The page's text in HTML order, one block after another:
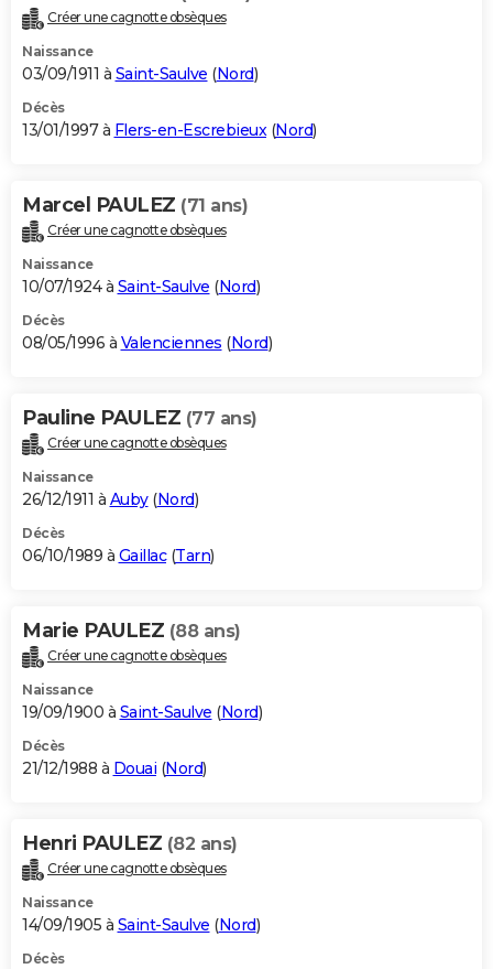
Créer une cagnotte obsèques
Naissance
03/09/1911 à Saint-Saulve (Nord)
Décès
13/01/1997 à Flers-en-Escrebieux(Nord)
Marcel PAULEZ (71 ans)
Créer une cagnotte obsèques
Naissance
10/07/1924 à Saint-Saulve (Nord)
Décès
08/05/1996 à Valenciennes (Nord)
Pauline PAULEZ (77 ans)
Créer une cagnotte obsèques
Naissance
26/12/1911 à Auby(Nord)
Décès
06/10/1989 à Gaillac(Tarn)
Marie PAULEZ (88 ans)
Créer une cagnotte obsèques
Naissance
19/09/1900 à Saint-Saulve (Nord)
Décès
21/12/1988 à Douai (Nord)
Henri PAULEZ (82 ans)
Créer une cagnotte obsèques
Naissance
14/09/1905 à Saint-Saulve (Nord)
Décès